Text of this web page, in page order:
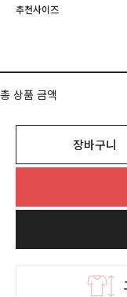
추천사이즈
총 상품 금액
장바구니